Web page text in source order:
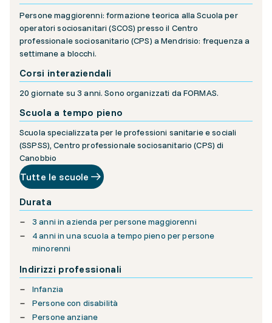
Persone maggiorenni: formazione teorica alla Scuola per
operatori sociosanitari (SCOS) presso il Centro
professionale sociosanitario (CPS) a Mendrisio: frequenza a
settimane a blocchi.
Corsi interaziendali
20 giornate su 3 anni. Sono organizzati da FORMAS.
Scuola a tempo pieno
Scuola specializzata per le professioni sanitarie e sociali
(SSPSS), Centro professionale sociosanitario (CPS) di
Canobbio
Tutte le scuole
Durata
3 anni in azienda per persone maggiorenni
4 anni in una scuola a tempo pieno per persone
minorenni
Indirizzi professionali
Infanzia
Persone con disabilità
Persone anziane